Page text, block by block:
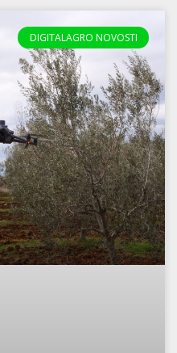
DIGITALAGRO NOVOSTI